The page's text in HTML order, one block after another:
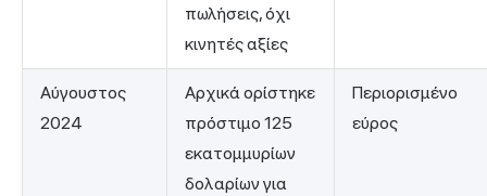
πωλήσεις, όχι
κινητές αξίες
Αύγουστος
2024
Αρχικά ορίστηκε
πρόστιμο 125
εκατομμυρίων
δολαρίων για
Περιορισμένο
εύρος